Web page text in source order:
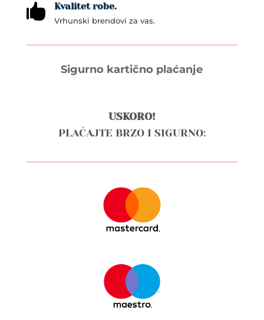
 Kvalitet robe.
Vrhunski brendovi za vas.
Sigurno kartično plaćanje
USKORO!
PLAĆAJTE BRZO I SIGURNO: